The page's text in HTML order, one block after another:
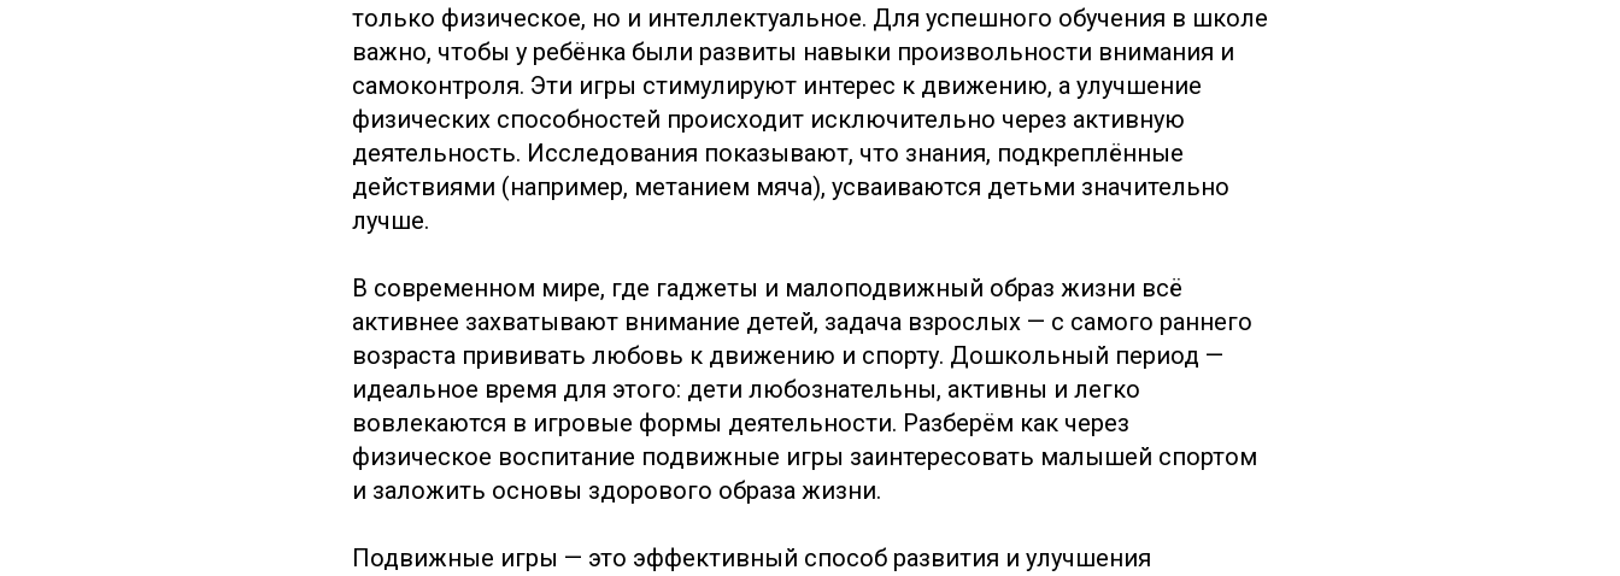
только физическое, но и интеллектуальное. Для успешного обучения в школе
важно, чтобы у ребёнка были развиты навыки произвольности внимания и
самоконтроля. Эти игры стимулируют интерес к движению, а улучшение
физических способностей происходит исключительно через активную
деятельность. Исследования показывают, что знания, подкреплённые
действиями (например, метанием мяча), усваиваются детьми значительно
лучше.
В современном мире, где гаджеты и малоподвижный образ жизни всё
активнее захватывают внимание детей, задача взрослых — с самого раннего
возраста прививать любовь к движению и спорту. Дошкольный период —
идеальное время для этого: дети любознательны, активны и легко
вовлекаются в игровые формы деятельности. Разберём как через
физическое воспитание подвижные игры заинтересовать малышей спортом
и заложить основы здорового образа жизни.
Подвижные игры — это эффективный способ развития и улучшения